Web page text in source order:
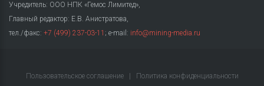
Учредитель: ООО НПК «Гемос Лимитед»,
Главный редактор: Е.В. Анистратова,
тел./факс: +7 (499) 237-03-11 ; e-mail: info@mining-media.ru
Пользовательское соглашение Политика конфиденциальности